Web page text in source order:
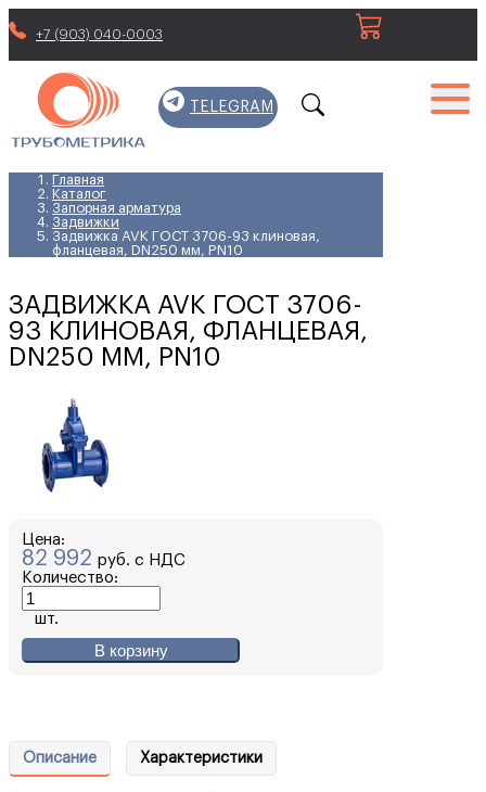
+7 (903) 040-0003
TELEGRAM
Главная
Каталог
Запорная арматура
Задвижки
Задвижка AVK ГОСТ 3706-93 клиновая,
фланцевая, DN250 мм, PN10
ЗАДВИЖКА AVK ГОСТ 3706-
93 КЛИНОВАЯ, ФЛАНЦЕВАЯ,
DN250 ММ, PN10
Цена:
82 992 руб. с НДС
Количество:
шт.
В корзину
Описание Характеристики